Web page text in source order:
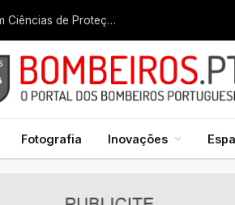
Liga dos Bombeiros quer fazer nascer licenciatura em Ciências de Proteção Civil e Bombeiros
Fotografia Inovações